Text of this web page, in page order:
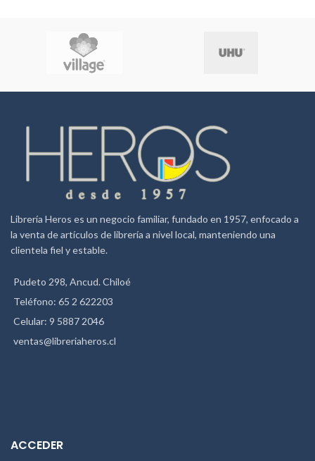
Librería Heros es un negocio familiar, fundado en 1957, enfocado a
la venta de artículos de librería a nivel local, manteniendo una
clientela fiel y estable.
Pudeto 298, Ancud. Chiloé
Teléfono: 65 2 622203
Celular: 9 5887 2046
ventas@libreriaheros.cl
ACCEDER